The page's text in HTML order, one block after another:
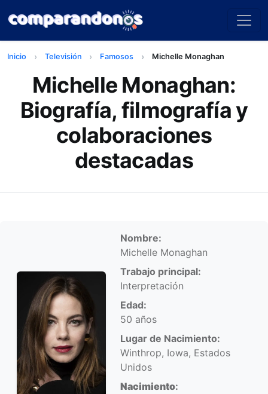
Inicio Televisión Famosos Michelle Monaghan
Michelle Monaghan:
Biografía, filmografía y
colaboraciones
destacadas
Información personal
Nombre:
Michelle Monaghan
Trabajo principal:
Interpretación
Edad:
50 años
Lugar de Nacimiento:
Winthrop, Iowa, Estados
Unidos
Nacimiento: